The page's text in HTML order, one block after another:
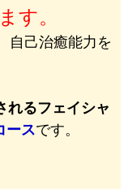
す。
自己治癒能力を
れるフェイシャ
ースです。